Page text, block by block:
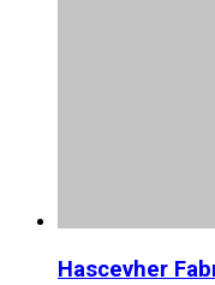
Hascevher